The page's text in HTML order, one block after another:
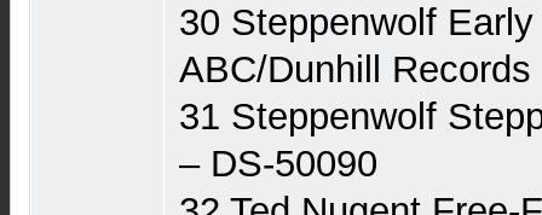
30 Steppenwolf
ABC/Dunhill
31 Steppenwolf
‎– DS-50090